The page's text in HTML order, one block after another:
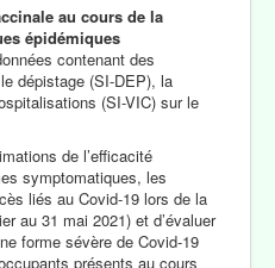
au cours de la
épidémiques
contenant des
dépistage (SI-DEP), la
(SI-VIC) sur le
de l’efficacité
symptomatiques, les
liés au Covid-19 lors de la
au 31 mai 2021) et d’évaluer
forme sévère de Covid-19
présents au cours